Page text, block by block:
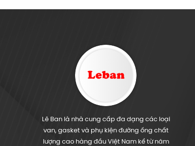
Lê Ban là nhà cung cấp đa dạng các loại
van, gasket và phụ kiện đường ống chất
lượng cao hàng đầu Việt Nam kể từ năm